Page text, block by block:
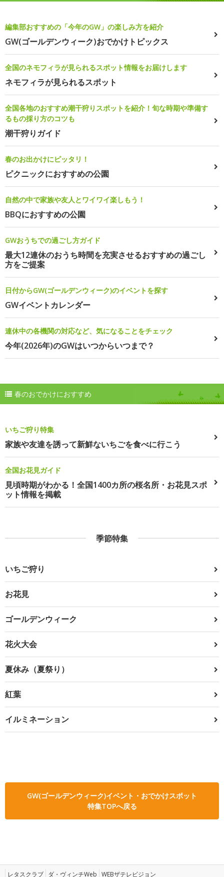
編集部おすすめの「今年のGW」の楽しみ方を紹介
GW(ゴールデンウィーク)おでかけトピックス
全国のネモフィラが見られるスポット情報をお届けします
ネモフィラが見られるスポット
全国各地のおすすめ潮干狩りスポットを紹介！旬な時期や準備す
るもの採り方のコツも
潮干狩りガイド
春のお出かけにピッタリ！
ピクニックにおすすめの公園
自然の中で家族や友人とワイワイ楽しもう！
BBQにおすすめの公園
GWおうちでの過ごし方ガイド
最大12連休のおうち時間を充実させるおすすめの過ごし
方をご提案
日付からGW(ゴールデンウィーク)のイベントを探す
GWイベントカレンダー
連休中の各機関の対応など、気になることをチェック
今年(2026年)のGWはいつからいつまで？
春のおでかけにおすすめ
いちご狩り特集
家族や友達を誘って新鮮ないちごを食べに行こう
全国お花見ガイド
見頃時期がわかる！全国1400カ所の桜名所・お花見スポ
ット情報を掲載
季節特集
いちご狩り
お花見
ゴールデンウィーク
花火大会
夏休み（夏祭り）
紅葉
イルミネーション
GW(ゴールデンウィーク)イベント・おでかけスポット
特集TOPへ戻る
レタスクラブ ダ・ヴィンチWeb WEBザテレビジョン